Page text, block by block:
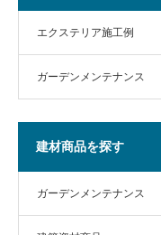
エクステリア施工例
ガーデンメンテナンス
建材商品を探す
ガーデンメンテナンス